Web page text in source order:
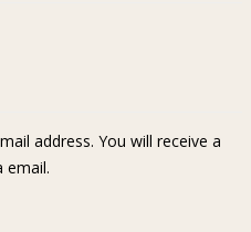
address. You will receive a
email.